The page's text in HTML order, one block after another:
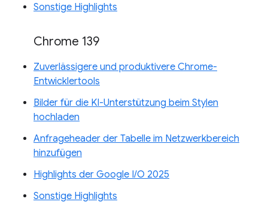
Sonstige Highlights
Chrome 139
Zuverlässigere und produktivere Chrome-
Entwicklertools
Bilder für die KI-Unterstützung beim Stylen
hochladen
Anfrageheader der Tabelle im Netzwerkbereich
hinzufügen
Highlights der Google I/O 2025
Sonstige Highlights